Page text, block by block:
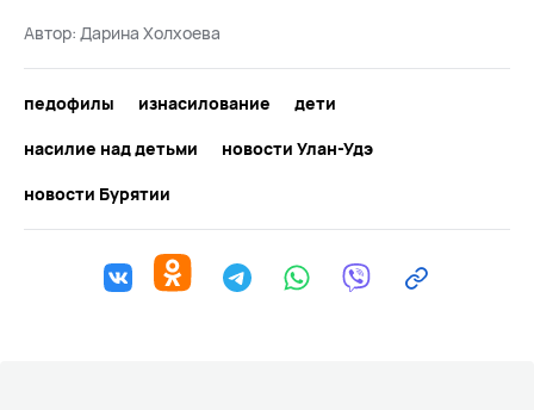
Автор: Дарина Холхоева
педофилы изнасилование
дети
насилие над детьми
новости Улан-Удэ
новости Бурятии